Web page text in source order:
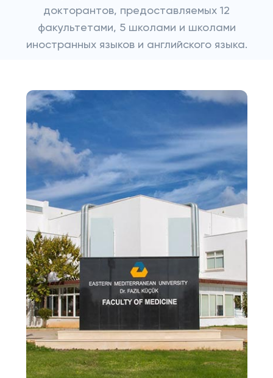
докторантов, предоставляемых 12
факультетами, 5 школами и школами
иностранных языков и английского языка.